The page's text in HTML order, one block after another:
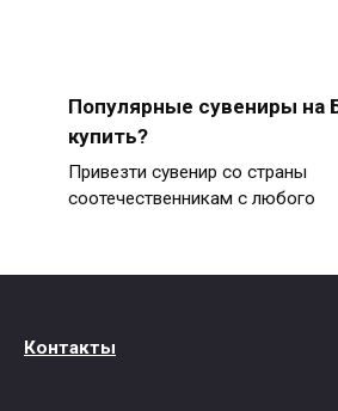
Популярные сувениры на
купить?
Привезти сувенир со страны
соотечественникам с любого
Контакты